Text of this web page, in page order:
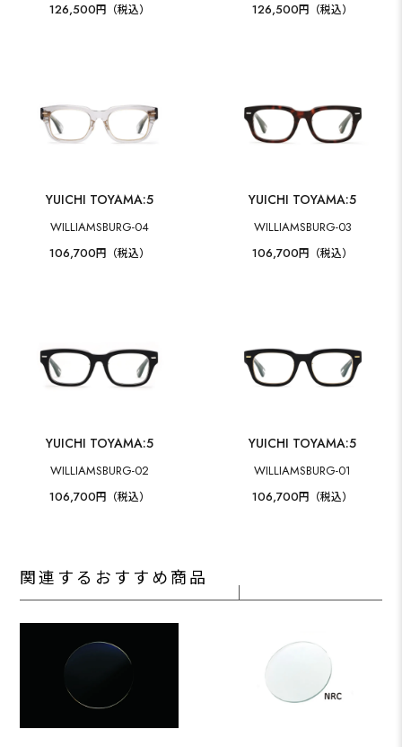
126,500円（税込）
126,500円（税込）
YUICHI TOYAMA:5
WILLIAMSBURG-04
106,700円（税込）
YUICHI TOYAMA:5
WILLIAMSBURG-03
106,700円（税込）
YUICHI TOYAMA:5
WILLIAMSBURG-02
106,700円（税込）
YUICHI TOYAMA:5
WILLIAMSBURG-01
106,700円（税込）
関連するおすすめ商品